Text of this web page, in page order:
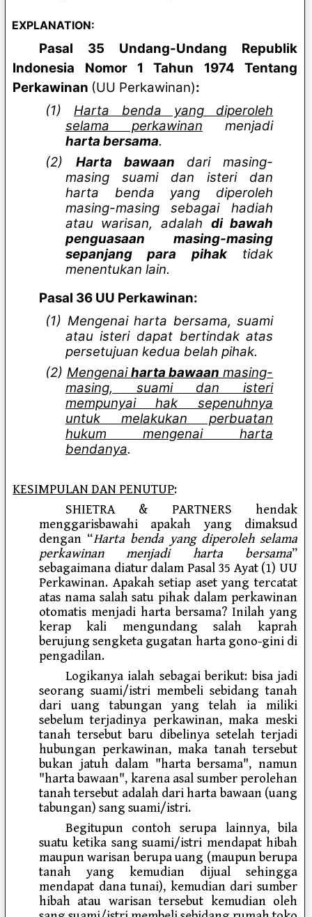
EXPLANATION:
Pasal 35 Undang-Undang Republik
Indonesia Nomor 1 Tahun 1974 Tentang
Perkawinan (UU Perkawinan):
(1)Harta benda yang diperoleh
selama perkawinan menjadi
harta bersama.
(2) Harta bawaan dari masing-
masing suami dan isteri dan
harta benda yang diperoleh
masing-masing sebagai hadiah
atau warisan, adalah di bawah
penguasaan masing-masing
sepanjang para pihaktidak
menentukan lain.
Pasal 36 UU Perkawinan:
(1) Mengenai harta bersama, suami
atau isteri dapat bertindak atas
persetujuan kedua belah pihak.
(2) Mengenaiharta bawaan masing-
masing, suami dan isteri
mempunyai hak sepenuhnya
untuk melakukan perbuatan
hukum mengenai harta
bendanya.
KESIMPULAN DAN PENUTUP:
SHIETRA & PARTNERS hendak
menggarisbawahi apakah yang dimaksud
dengan “Harta benda yang diperoleh selama
perkawinan menjadi harta bersama”
sebagaimana diatur dalam Pasal 35 Ayat (1) UU
Perkawinan. Apakah setiap aset yang tercatat
atas nama salah satu pihak dalam perkawinan
otomatis menjadi harta bersama? Inilah yang
kerap kali mengundang salah kaprah
berujung sengketa gugatan harta gono-gini di
pengadilan.
Logikanya ialah sebagai berikut: bisa jadi
seorang suami/istri membeli sebidang tanah
dari uang tabungan yang telah ia miliki
sebelum terjadinya perkawinan, maka meski
tanah tersebut baru dibelinya setelah terjadi
hubungan perkawinan, maka tanah tersebut
bukan jatuh dalam "harta bersama", namun
"harta bawaan", karena asal sumber perolehan
tanah tersebut adalah dari harta bawaan (uang
tabungan) sang suami/istri.
Begitupun contoh serupa lainnya, bila
suatu ketika sang suami/istri mendapat hibah
maupun warisan berupa uang (maupun berupa
tanah yang kemudian dijual sehingga
mendapat dana tunai), kemudian dari sumber
hibah atau warisan tersebut kemudian oleh